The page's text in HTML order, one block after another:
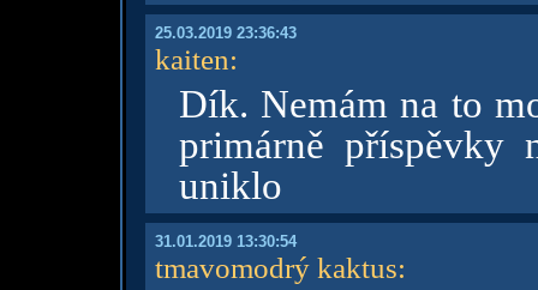
25.03.2019 23:36:43
kaiten:
Dík. Nemám na to
primárně příspěvky
uniklo
31.01.2019 13:30:54
tmavomodrý kaktus: